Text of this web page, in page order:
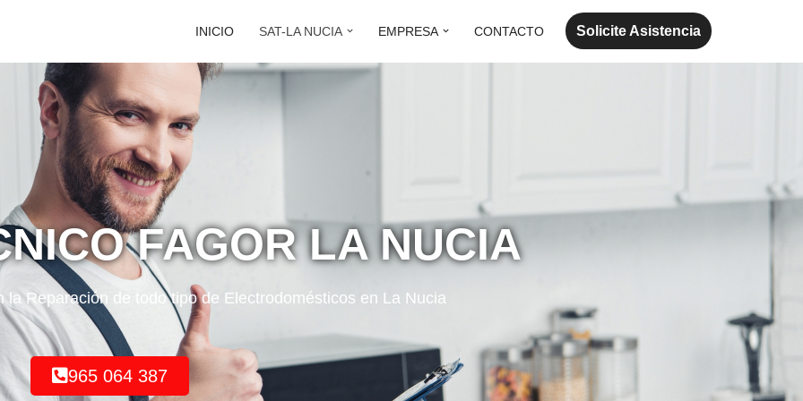
INICIO SAT-LA NUCIA EMPRESA CONTACTO Solicite Asistencia
FAGOR LA NUCIA
la Reparación de todo tipo de Electrodomésticos en La Nucia
965 064 387